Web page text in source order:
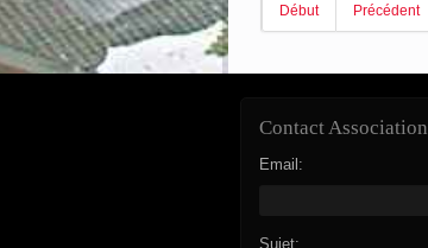
Début Précédent
Contact Association
Email:
Sujet: